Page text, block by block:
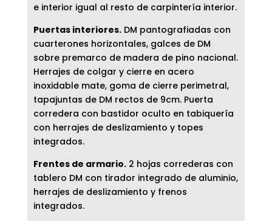
e interior igual al resto de carpintería interior.
Puertas interiores.DM pantografiadas con
cuarterones horizontales, galces de DM
sobre premarco de madera de pino nacional.
Herrajes de colgar y cierre en acero
inoxidable mate, goma de cierre perimetral,
tapajuntas de DM rectos de 9cm. Puerta
corredera con bastidor oculto en tabiquería
con herrajes de deslizamiento y topes
integrados.
Frentes de armario.2 hojas correderas con
tablero DM con tirador integrado de aluminio,
herrajes de deslizamiento y frenos
integrados.